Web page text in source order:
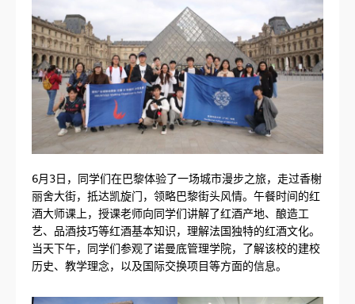
6月3日，同学们在巴黎体验了一场城市漫步之旅，走过香榭
丽舍大街，抵达凯旋门，领略巴黎街头风情。午餐时间的红
酒大师课上，授课老师向同学们讲解了红酒产地、酿造工
艺、品酒技巧等红酒基本知识，理解法国独特的红酒文化。
当天下午，同学们参观了诺曼底管理学院，了解该校的建校
历史、教学理念，以及国际交换项目等方面的信息。